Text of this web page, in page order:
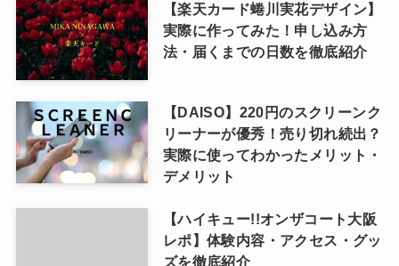
【楽天カード蜷川実花デザイン】
実際に作ってみた！申し込み方
法・届くまでの日数を徹底紹介
【DAISO】220円のスクリーンク
リーナーが優秀！売り切れ続出？
実際に使ってわかったメリット・
デメリット
【ハイキュー!!オンザコート大阪
レポ】体験内容・アクセス・グッ
ズを徹底紹介